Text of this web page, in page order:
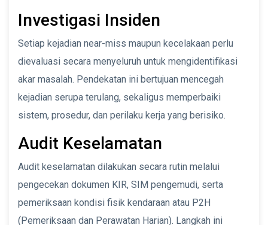
Investigasi Insiden
Setiap kejadian near-miss maupun kecelakaan perlu
dievaluasi secara menyeluruh untuk mengidentifikasi
akar masalah. Pendekatan ini bertujuan mencegah
kejadian serupa terulang, sekaligus memperbaiki
sistem, prosedur, dan perilaku kerja yang berisiko.
Audit Keselamatan
Audit keselamatan dilakukan secara rutin melalui
pengecekan dokumen KIR, SIM pengemudi, serta
pemeriksaan kondisi fisik kendaraan atau P2H
(Pemeriksaan dan Perawatan Harian). Langkah ini